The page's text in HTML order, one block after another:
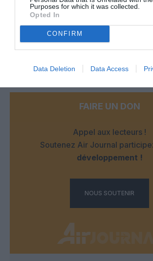
Purposes for which it was collected.
Opted In
CONFIRM
Data Deletion Data Access
une fois les 2 ponts retirés ?
FAIRE UN DON
Appel aux lecteurs !
Soutenez Air Journal
développement !
NOUS SOUTENIR